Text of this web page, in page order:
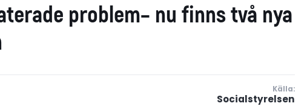
problem– nu finns två nya
Källa:
Socialstyrelsen